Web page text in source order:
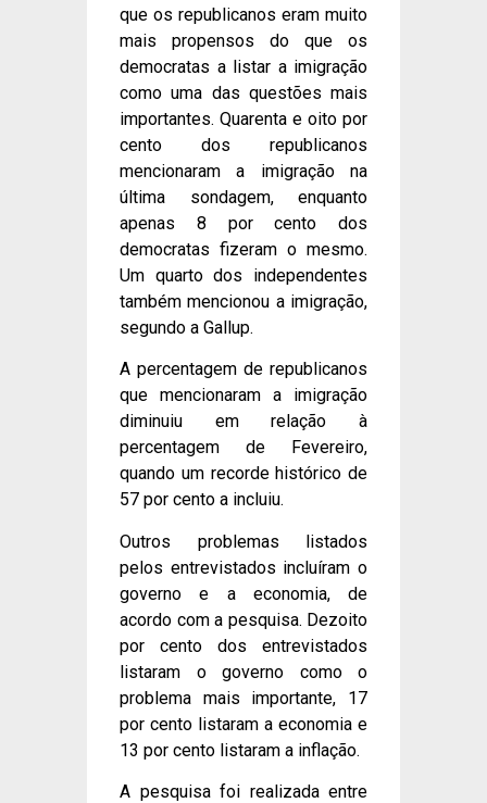
que os republicanos eram muito
mais propensos do que os
democratas a listar a imigração
como uma das questões mais
importantes. Quarenta e oito por
cento dos republicanos
mencionaram a imigração na
última sondagem, enquanto
apenas 8 por cento dos
democratas fizeram o mesmo.
Um quarto dos independentes
também mencionou a imigração,
segundo a Gallup.
A percentagem de republicanos
que mencionaram a imigração
diminuiu em relação à
percentagem de Fevereiro,
quando um recorde histórico de
57 por cento a incluiu.
Outros problemas listados
pelos entrevistados incluíram o
governo e a economia, de
acordo com a pesquisa. Dezoito
por cento dos entrevistados
listaram o governo como o
problema mais importante, 17
por cento listaram a economia e
13 por cento listaram a inflação.
A pesquisa foi realizada entre